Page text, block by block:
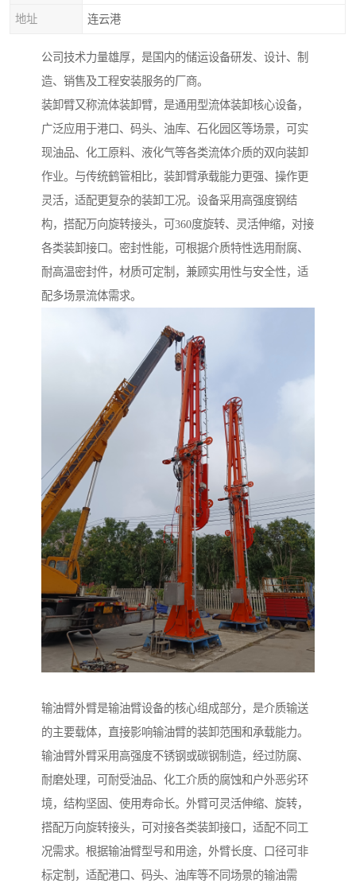
地址 连云港
公司技术力量雄厚，是国内的储运设备研发、设计、制
造、销售及工程安装服务的厂商。
装卸臂又称流体装卸臂，是通用型流体装卸核心设备，
广泛应用于港口、码头、油库、石化园区等场景，可实
现油品、化工原料、液化气等各类流体介质的双向装卸
作业。与传统鹤管相比，装卸臂承载能力更强、操作更
灵活，适配更复杂的装卸工况。设备采用高强度钢结
构，搭配万向旋转接头，可360度旋转、灵活伸缩，对接
各类装卸接口。密封性能，可根据介质特性选用耐腐、
耐高温密封件，材质可定制，兼顾实用性与安全性，适
配多场景流体需求。
输油臂外臂是输油臂设备的核心组成部分，是介质输送
的主要载体，直接影响输油臂的装卸范围和承载能力。
输油臂外臂采用高强度不锈钢或碳钢制造，经过防腐、
耐磨处理，可耐受油品、化工介质的腐蚀和户外恶劣环
境，结构坚固、使用寿命长。外臂可灵活伸缩、旋转，
搭配万向旋转接头，可对接各类装卸接口，适配不同工
况需求。根据输油臂型号和用途，外臂长度、口径可非
标定制，适配港口、码头、油库等不同场景的输油需